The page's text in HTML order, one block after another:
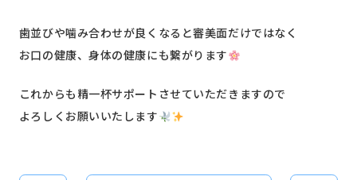
歯並びや噛み合わせが良くなると審美面だけではなく
お口の健康、身体の健康にも繋がります
これからも精一杯サポートさせていただきますので
よろしくお願いいたします